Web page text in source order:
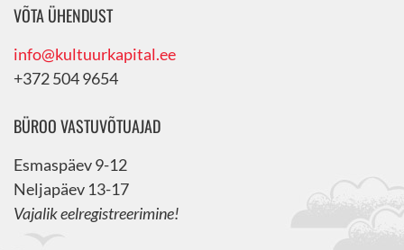
VÕTA ÜHENDUST
info@kultuurkapital.ee
+372 504 9654
BÜROO VASTUVÕTUAJAD
Esmaspäev 9-12
Neljapäev 13-17
Vajalik eelregistreerimine!